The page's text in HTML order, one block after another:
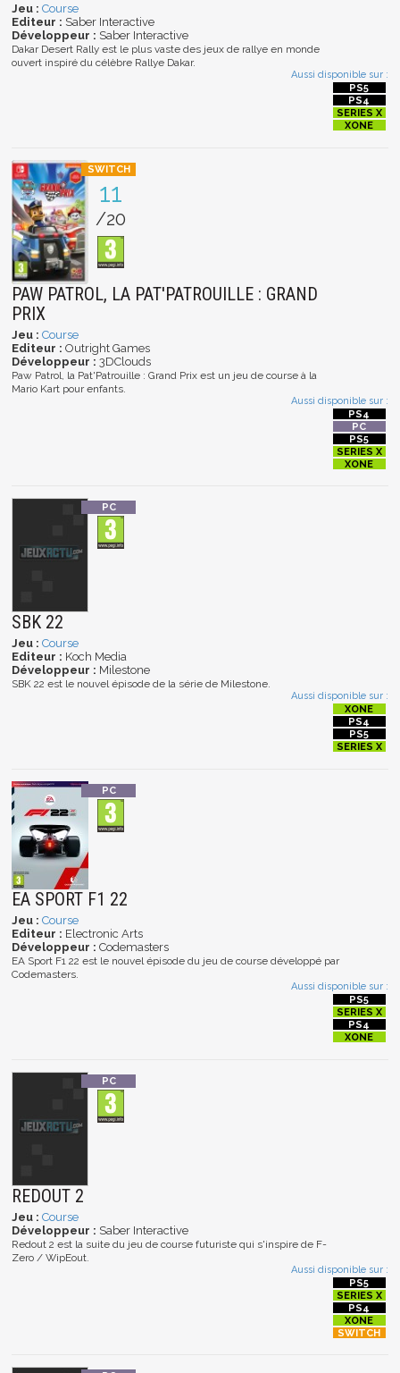
Jeu : Course
Editeur : Saber Interactive
Développeur : Saber Interactive
Dakar Desert Rally est le plus vaste des jeux de rallye en monde
ouvert inspiré du célèbre Rallye Dakar.
Aussi disponible sur :
11
/20
PAW PATROL, LA PAT'PATROUILLE : GRAND
PRIX
Jeu : Course
Editeur : Outright Games
Développeur : 3DClouds
Paw Patrol, la Pat'Patrouille : Grand Prix est un jeu de course à la
Mario Kart pour enfants.
Aussi disponible sur :
SBK 22
Jeu : Course
Editeur : Koch Media
Développeur : Milestone
SBK 22 est le nouvel épisode de la série de Milestone.
Aussi disponible sur :
EA SPORT F1 22
Jeu : Course
Editeur : Electronic Arts
Développeur : Codemasters
EA Sport F1 22 est le nouvel épisode du jeu de course développé par
Codemasters.
Aussi disponible sur :
REDOUT 2
Jeu : Course
Développeur : Saber Interactive
Redout 2 est la suite du jeu de course futuriste qui s'inspire de F-
Zero / WipEout.
Aussi disponible sur :